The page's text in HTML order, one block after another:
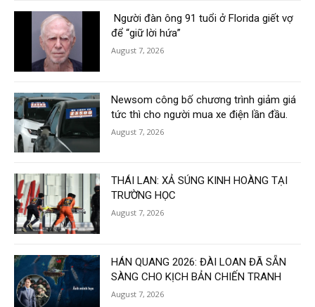
Người đàn ông 91 tuổi ở Florida giết vợ
để “giữ lời hứa”
August 7, 2026
Newsom công bố chương trình giảm giá
tức thì cho người mua xe điện lần đầu.
August 7, 2026
THÁI LAN: XẢ SÚNG KINH HOÀNG TẠI
TRƯỜNG HỌC
August 7, 2026
HÁN QUANG 2026: ĐÀI LOAN ĐÃ SẴN
SÀNG CHO KỊCH BẢN CHIẾN TRANH
August 7, 2026